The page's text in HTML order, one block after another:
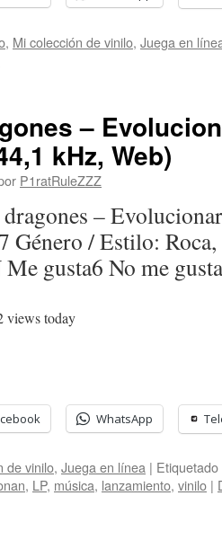
, Mi colección de vinilo, Juega en
–
kHz, Web)
P1ratRuleZZZ
–
Género / Estilo:
gusta6 No me gusta
views today
WhatsApp
de vinilo, Juega en línea | Etiquetado
, LP, música, lanzamiento, vinilo |